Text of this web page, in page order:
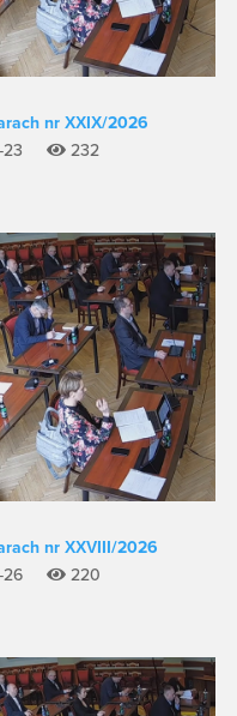
nr XXIX/2026
23
232
nr XXVIII/2026
26
220